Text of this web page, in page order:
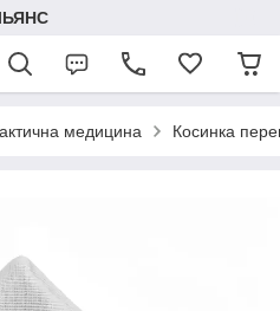
медицина Косинка